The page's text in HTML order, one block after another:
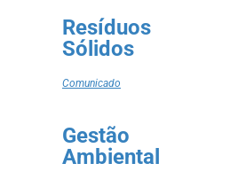
Resíduos
Sólidos
Comunicado
Gestão
Ambiental